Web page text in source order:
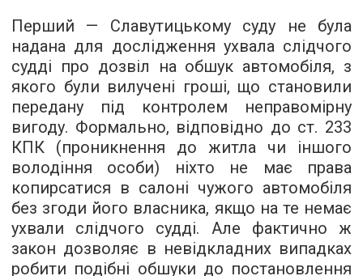
Перший — Славутицькому суду не була
надана для дослідження ухвала слідчого
судді про дозвіл на обшук автомобіля, з
якого були вилучені гроші, що становили
передану під контролем неправомірну
вигоду. Формально, відповідно до ст. 233
КПК (проникнення до житла чи іншого
володіння особи) ніхто не має права
копирсатися в салоні чужого автомобіля
без згоди його власника, якщо на те немає
ухвали слідчого судді. Але фактично ж
закон дозволяє в невідкладних випадках
робити подібні обшуки до постановлення